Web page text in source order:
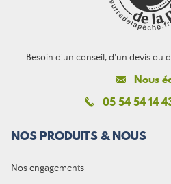
Besoin d'un conseil, d'un devis ou
Nous
05 54 54 14
NOS PRODUITS & NOUS
Nos engagements